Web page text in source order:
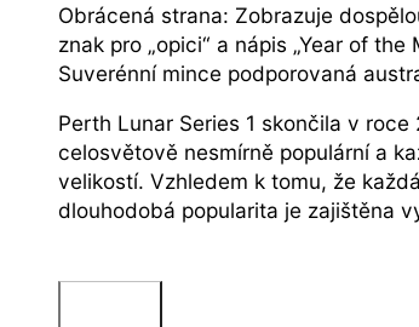
Obrácená strana: Zobrazuje
znak pro „opici“ a nápis „Year of
Suverénní mince podporovaná
Perth Lunar Series 1 skončila v
celosvětově nesmírně populární a
velikostí. Vzhledem k tomu, že
dlouhodobá popularita je zajištěna